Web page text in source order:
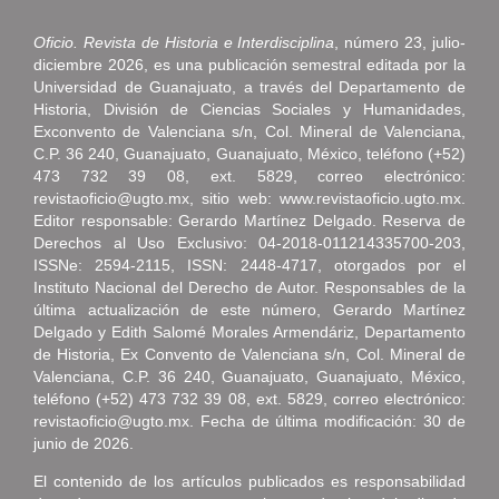
Oficio. Revista de Historia e Interdisciplina , número 23, julio-
diciembre 2026, es una publicación semestral editada por la
Universidad de Guanajuato, a través del Departamento de
Historia, División de Ciencias Sociales y Humanidades,
Exconvento de Valenciana s/n, Col. Mineral de Valenciana,
C.P. 36 240, Guanajuato, Guanajuato, México, teléfono (+52)
473 732 39 08, ext. 5829, correo electrónico:
revistaoficio@ugto.mx, sitio web: www.revistaoficio.ugto.mx.
Editor responsable: Gerardo Martínez Delgado. Reserva de
Derechos al Uso Exclusivo: 04-2018-011214335700-203,
ISSNe: 2594-2115, ISSN: 2448-4717, otorgados por el
Instituto Nacional del Derecho de Autor. Responsables de la
última actualización de este número, Gerardo Martínez
Delgado y Edith Salomé Morales Armendáriz, Departamento
de Historia, Ex Convento de Valenciana s/n, Col. Mineral de
Valenciana, C.P. 36 240, Guanajuato, Guanajuato, México,
teléfono (+52) 473 732 39 08, ext. 5829, correo electrónico:
revistaoficio@ugto.mx. Fecha de última modificación: 30 de
junio de 2026.
El contenido de los artículos publicados es responsabilidad